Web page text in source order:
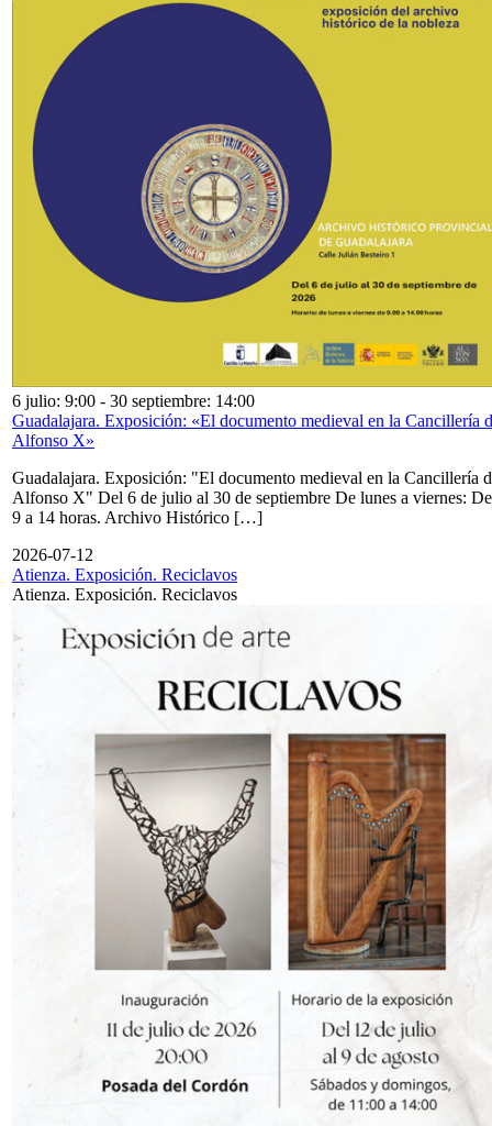
6 julio: 9:00 - 30 septiembre: 14:00
Guadalajara. Exposición: «El documento medieval en la Cancillería
Alfonso X»
Guadalajara. Exposición: "El documento medieval en la Cancillería
Alfonso X" Del 6 de julio al 30 de septiembre De lunes a viernes: De
9 a 14 horas. Archivo Histórico […]
2026-07-12
Atienza. Exposición. Reciclavos
Atienza. Exposición. Reciclavos